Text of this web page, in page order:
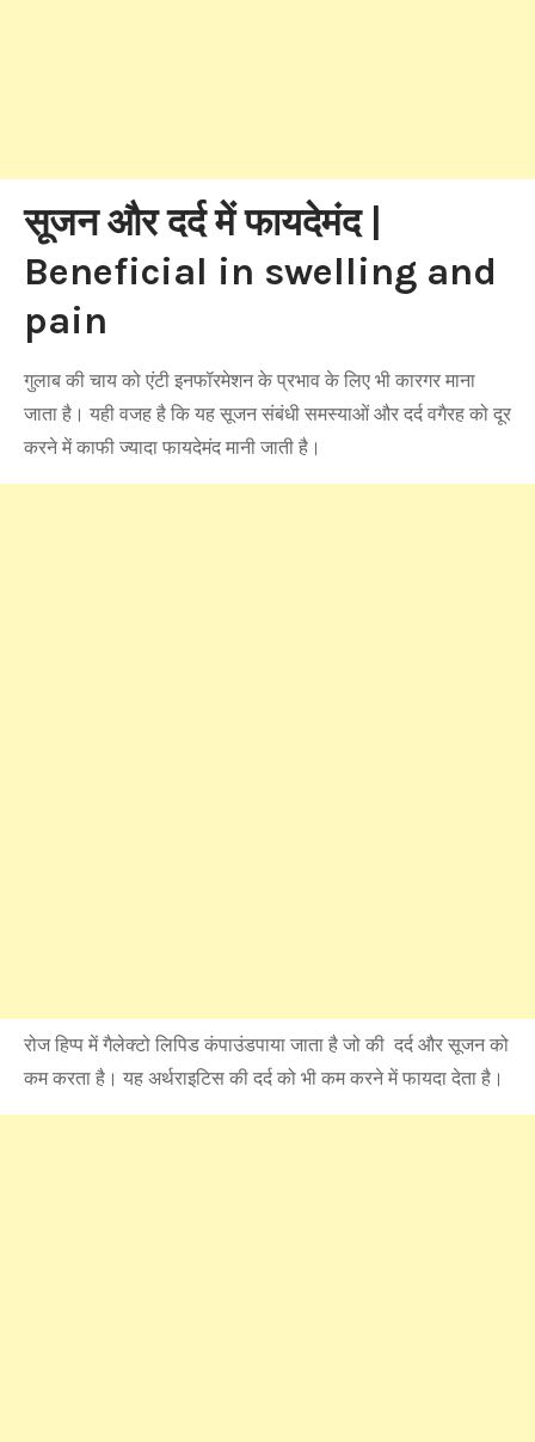
सूजन और दर्द में फायदेमंद |
Beneficial in swelling and
pain
गुलाब की चाय को एंटी इनफॉरमेशन के प्रभाव के लिए भी कारगर माना
जाता है। यही वजह है कि यह सूजन संबंधी समस्याओं और दर्द वगैरह को दूर
करने में काफी ज्यादा फायदेमंद मानी जाती है।
रोज हिप्प में गैलेक्टो लिपिड कंपाउंडपाया जाता है जो की दर्द और सूजन को
कम करता है। यह अर्थराइटिस की दर्द को भी कम करने में फायदा देता है।